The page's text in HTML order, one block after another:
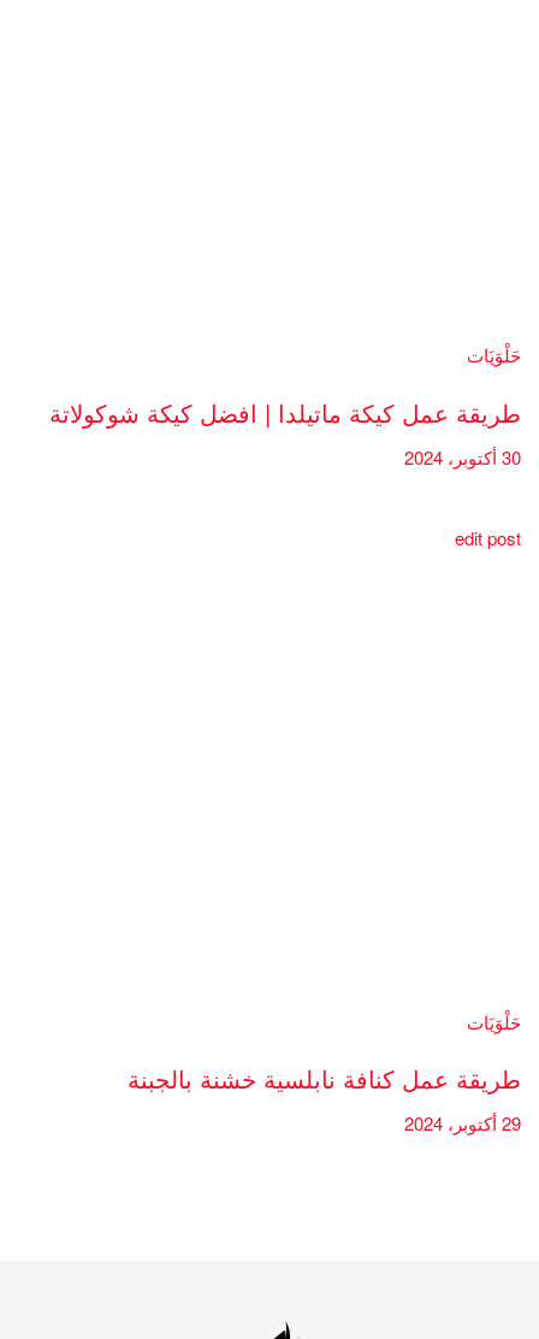
حَلْوَيَات
طريقة عمل كيكة ماتيلدا | افضل كيكة شوكولاتة
30 أكتوبر، 2024
edit post
حَلْوَيَات
طريقة عمل كنافة نابلسية خشنة بالجبنة
29 أكتوبر، 2024